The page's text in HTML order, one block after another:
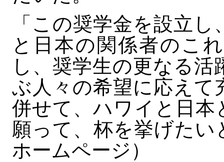
「この奨学金を設立
と日本の関係者のこ
し、奨学生の更なる
ぶ人々の希望に応えて
併せて、ハワイと日本
願って、杯を挙げた
ホームページ）